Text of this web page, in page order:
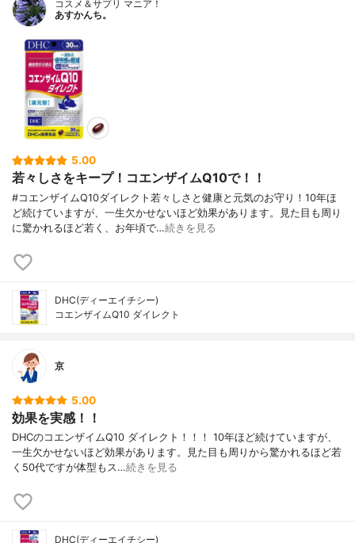
コスメ＆サプリ マニア！
あすかんち。
5.00
若々しさをキープ！コエンザイムQ10で！！
#コエンザイムQ10ダイレクト若々しさと健康と元気のお守り！10年ほ
ど続けていますが、一生欠かせないほど効果があります。見た目も周り
に驚かれるほど若く、お年頃で…続きを見る
DHC(ディーエイチシー)
コエンザイムQ10 ダイレクト
京
5.00
効果を実感！！
DHCのコエンザイムQ10 ダイレクト！！！ 10年ほど続けていますが、
一生欠かせないほど効果があります。見た目も周りから驚かれるほど若
く50代ですが体型もス…続きを見る
DHC(ディーエイチシー)